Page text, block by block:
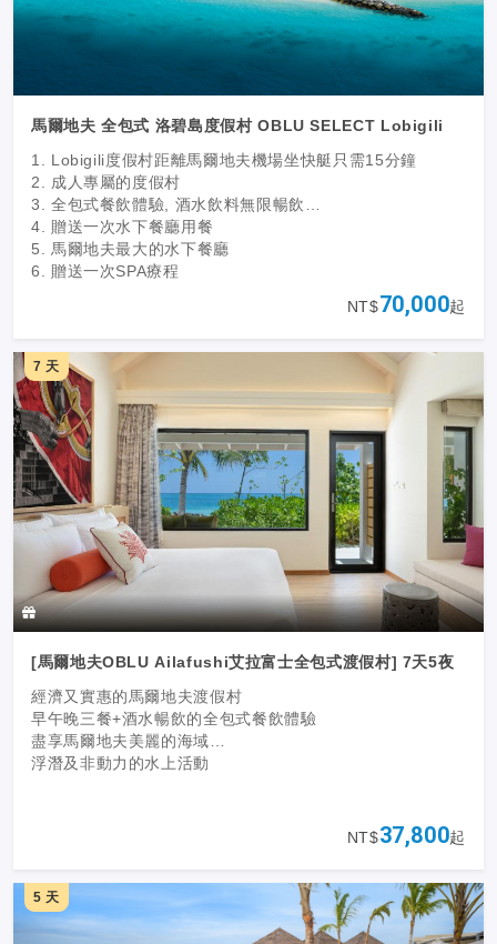
馬爾地夫 全包式 洛碧島度假村 OBLU SELECT Lobigili
1. Lobigili度假村距離馬爾地夫機場坐快艇只需15分鐘
2. 成人專屬的度假村
3. 全包式餐飲體驗, 酒水飲料無限暢飲
4. 贈送一次水下餐廳用餐
5. 馬爾地夫最大的水下餐廳
6. 贈送一次SPA療程
NT$70,000起
7 天
[馬爾地夫OBLU Ailafushi艾拉富士全包式渡假村] 7天5夜
經濟又實惠的馬爾地夫渡假村
早午晚三餐+酒水暢飲的全包式餐飲體驗
盡享馬爾地夫美麗的海域
浮潛及非動力的水上活動
NT$37,800起
5 天